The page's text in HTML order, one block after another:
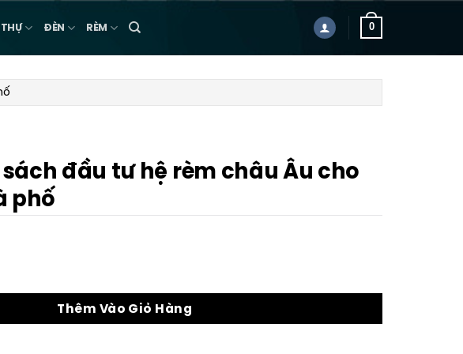
ĐÈN RÈM 0
đầu tư hệ rèm châu Âu cho
phố
hệ rèm châu Âu cho biệt thự, nhà phố số lượng
Thêm Vào Giỏ Hàng